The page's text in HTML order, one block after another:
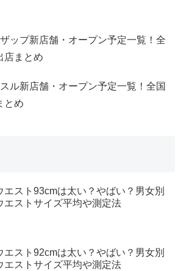
ップ新店舗・オープン予定一覧！全
店まとめ
ル新店舗・オープン予定一覧！全国
とめ
エスト93cmは太い？やばい？男女別
エストサイズ平均や測定法
エスト92cmは太い？やばい？男女別
エストサイズ平均や測定法